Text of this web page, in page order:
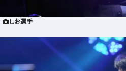
しお選手